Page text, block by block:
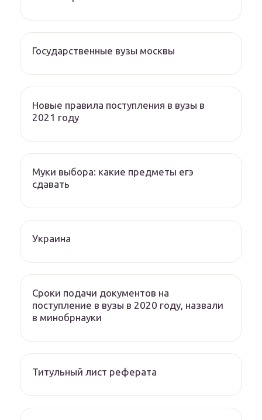
Государственные вузы москвы
Новые правила поступления в вузы в
2021 году
Муки выбора: какие предметы егэ
сдавать
Украина
Сроки подачи документов на
поступление в вузы в 2020 году, назвали
в минобрнауки
Титульный лист реферата